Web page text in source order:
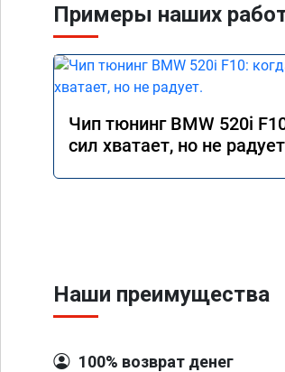
Примеры наших
Чип тюнинг BMW 520i
сил хватает, но не
Наши преимущества
100% возврат денег